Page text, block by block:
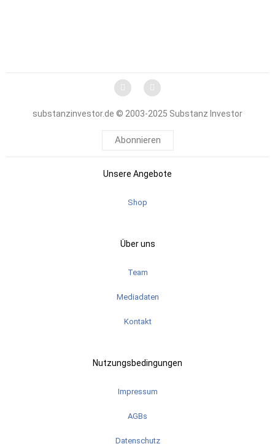
substanzinvestor.de © 2003-2025 Substanz Investor
Abonnieren
Unsere Angebote
Shop
Über uns
Team
Mediadaten
Kontakt
Nutzungsbedingungen
Impressum
AGBs
Datenschutz